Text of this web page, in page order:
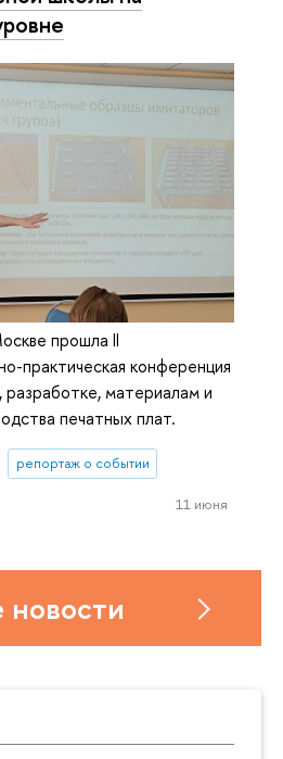
прошла II
практическая конференция
материалам и
печатных плат.
репортаж о событии
11 июня
новости